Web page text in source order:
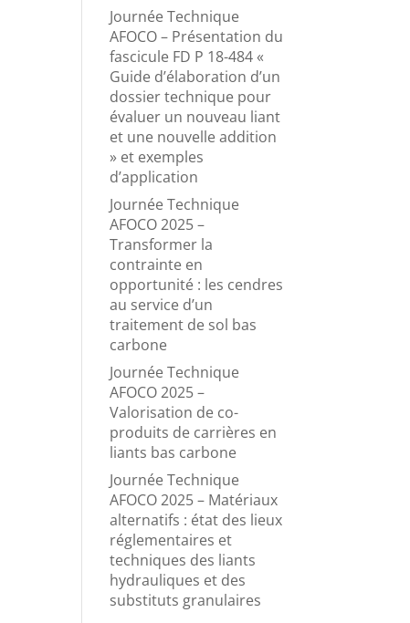
Journée Technique
AFOCO – Présentation du
fascicule FD P 18-484 «
Guide d’élaboration d’un
dossier technique pour
évaluer un nouveau liant
et une nouvelle addition
» et exemples
d’application
Journée Technique
AFOCO 2025 –
Transformer la
contrainte en
opportunité : les cendres
au service d’un
traitement de sol bas
carbone
Journée Technique
AFOCO 2025 –
Valorisation de co-
produits de carrières en
liants bas carbone
Journée Technique
AFOCO 2025 – Matériaux
alternatifs : état des lieux
réglementaires et
techniques des liants
hydrauliques et des
substituts granulaires